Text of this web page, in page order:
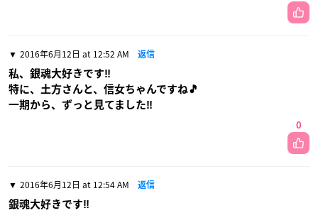
2016年6月12日 at 12:52 AM 返信
私、銀魂大好きです‼
特に、土方さんと、信女ちゃんですね🎵
一期から、ずっと見てました‼
0
2016年6月12日 at 12:54 AM 返信
銀魂大好きです‼